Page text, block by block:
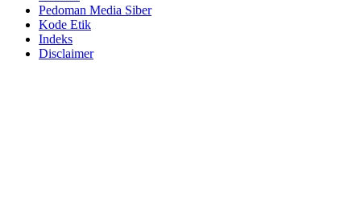
Pedoman Media Siber
Kode Etik
Indeks
Disclaimer